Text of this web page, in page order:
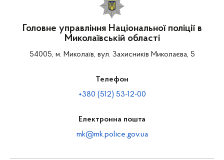
Головне управління Національної поліції в
Миколаївській області
54005, м. Миколаїв, вул. Захисників Миколаєва, 5
Телефон
+380 (512) 53-12-00
Електронна пошта
mk@mk.police.gov.ua